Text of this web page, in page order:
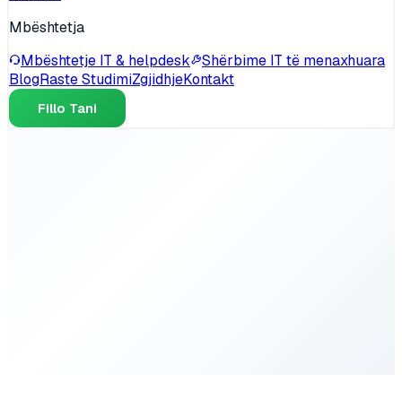
Mbështetja
Mbështetje IT & helpdesk
Shërbime IT të menaxhuara
BlogRaste StudimiZgjidhjeKontakt
Fillo Tani